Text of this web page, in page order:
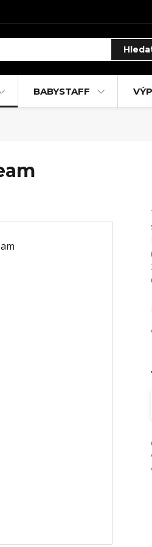
BABYSTAFF